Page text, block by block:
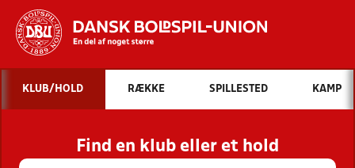
Hvad vil du søge efter?
INDHOLD OG NYHEDER
STILLINGER, RESULTATER, KLUBBER OG
HOLD
KLUB/HOLD RÆKKE SPILLESTED KAMP
Find en klub eller et hold